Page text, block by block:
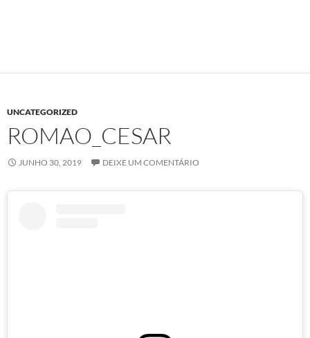
UNCATEGORIZED
ROMAO_CESAR
JUNHO 30, 2019 DEIXE UM COMENTÁRIO